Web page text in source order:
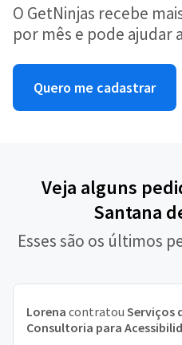
O GetNinjas recebe
por mês e pode ajudar
Quero me cadastrar
Veja alguns
Santana
Esses são os últimos
Lorena contratou Serviços
Consultoria para